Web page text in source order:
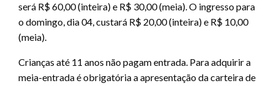
será R$ 60,00 (inteira) e R$ 30,00 (meia). O ingresso para
o domingo, dia 04, custará R$ 20,00 (inteira) e R$ 10,00
(meia).
Crianças até 11 anos não pagam entrada. Para adquirir a
meia-entrada é obrigatória a apresentação da carteira de